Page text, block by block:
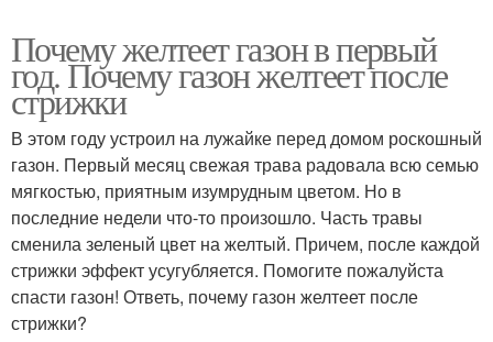
Почему желтеет газон в первый
год. Почему газон желтеет после
стрижки
В этом году устроил на лужайке перед домом роскошный
газон. Первый месяц свежая трава радовала всю семью
мягкостью, приятным изумрудным цветом. Но в
последние недели что-то произошло. Часть травы
сменила зеленый цвет на желтый. Причем, после каждой
стрижки эффект усугубляется. Помогите пожалуйста
спасти газон! Ответь, почему газон желтеет после
стрижки?